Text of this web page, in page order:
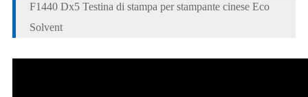
F1440 Dx5 Testina di stampa per stampante cinese Eco
Solvent